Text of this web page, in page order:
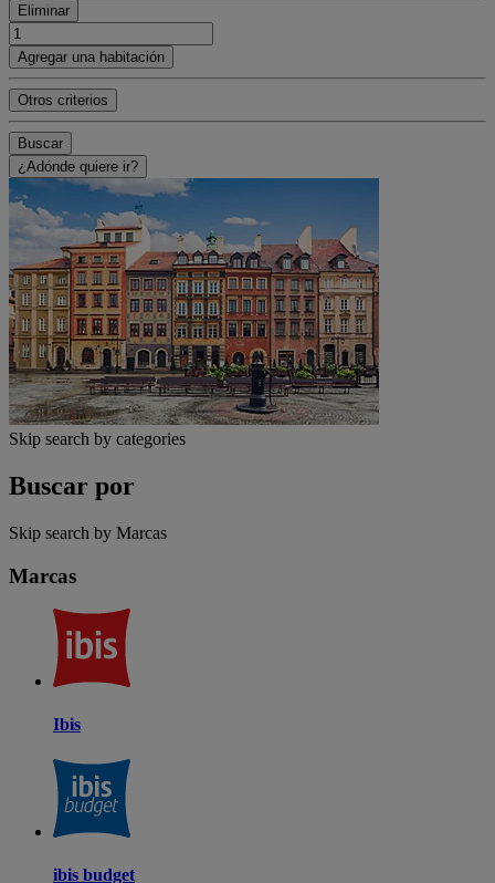
Eliminar
Agregar una habitación
Otros criterios
Buscar
¿Adónde quiere ir?
Skip search by categories
Buscar por
Skip search by Marcas
Marcas
Ibis
ibis budget